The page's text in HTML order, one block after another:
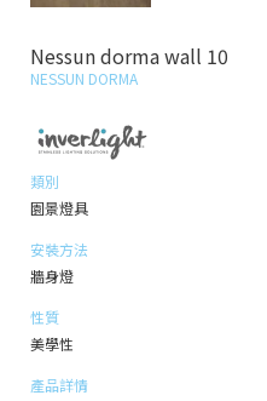
Nessun dorma wall 10
NESSUN DORMA
類別
園景燈具
安裝方法
牆身燈
性質
美學性
產品詳情